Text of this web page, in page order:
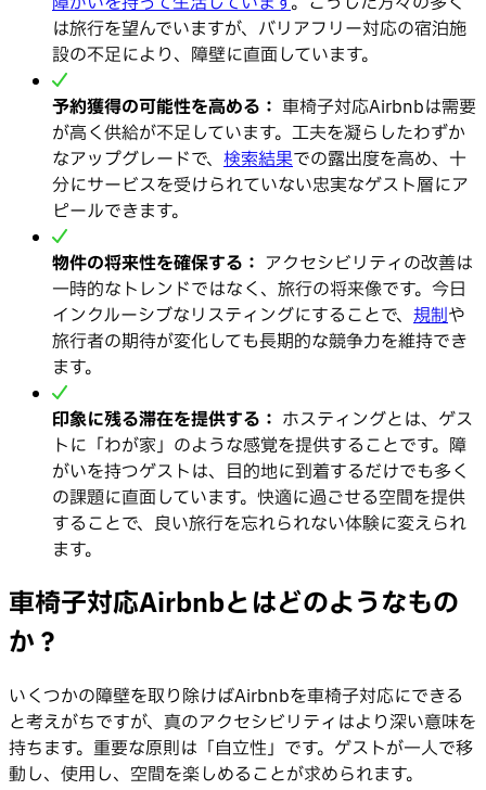
は旅行を望んでいますが、バリアフリー対応の宿泊施
設の不足により、障壁に直面しています。
予約獲得の可能性を高める： 車椅子対応Airbnbは需要
が高く供給が不足しています。工夫を凝らしたわずか
なアップグレードで、 検索結果での露出度を高め、十
分にサービスを受けられていない忠実なゲスト層にア
ピールできます。
物件の将来性を確保する： アクセシビリティの改善は
一時的なトレンドではなく、旅行の将来像です。今日
インクルーシブなリスティングにすることで、 規制や
旅行者の期待が変化しても長期的な競争力を維持でき
ます。
印象に残る滞在を提供する： ホスティングとは、ゲス
トに「わが家」のような感覚を提供することです。障
がいを持つゲストは、目的地に到着するだけでも多く
の課題に直面しています。快適に過ごせる空間を提供
することで、良い旅行を忘れられない体験に変えられ
ます。
車椅子対応Airbnbとはどのようなもの
か？
いくつかの障壁を取り除けばAirbnbを車椅子対応にできる
と考えがちですが、真のアクセシビリティはより深い意味を
持ちます。重要な原則は「自立性」です。ゲストが一人で移
動し、使用し、空間を楽しめることが求められます。